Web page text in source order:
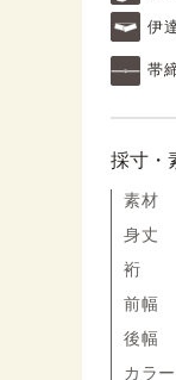
伊
帯
採寸・
素材
身丈
裄
前幅
後幅
カラー